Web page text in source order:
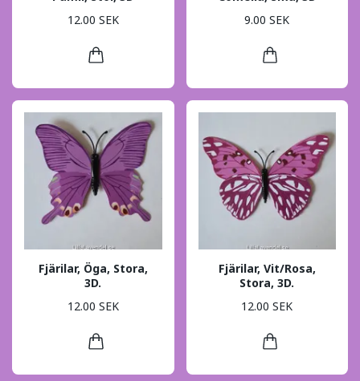
12.00 SEK
9.00 SEK
Fjärilar, Öga, Stora,
3D.
12.00 SEK
Fjärilar, Vit/Rosa,
Stora, 3D.
12.00 SEK